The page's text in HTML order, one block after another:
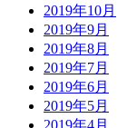
2019年10月
2019年9月
2019年8月
2019年7月
2019年6月
2019年5月
2019年4月